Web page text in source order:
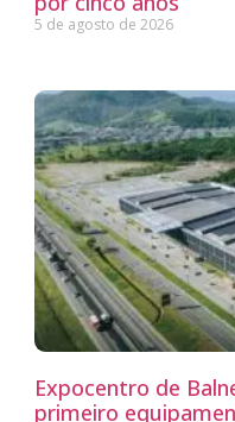
5 de agosto de 2026
Expocentro de
primeiro